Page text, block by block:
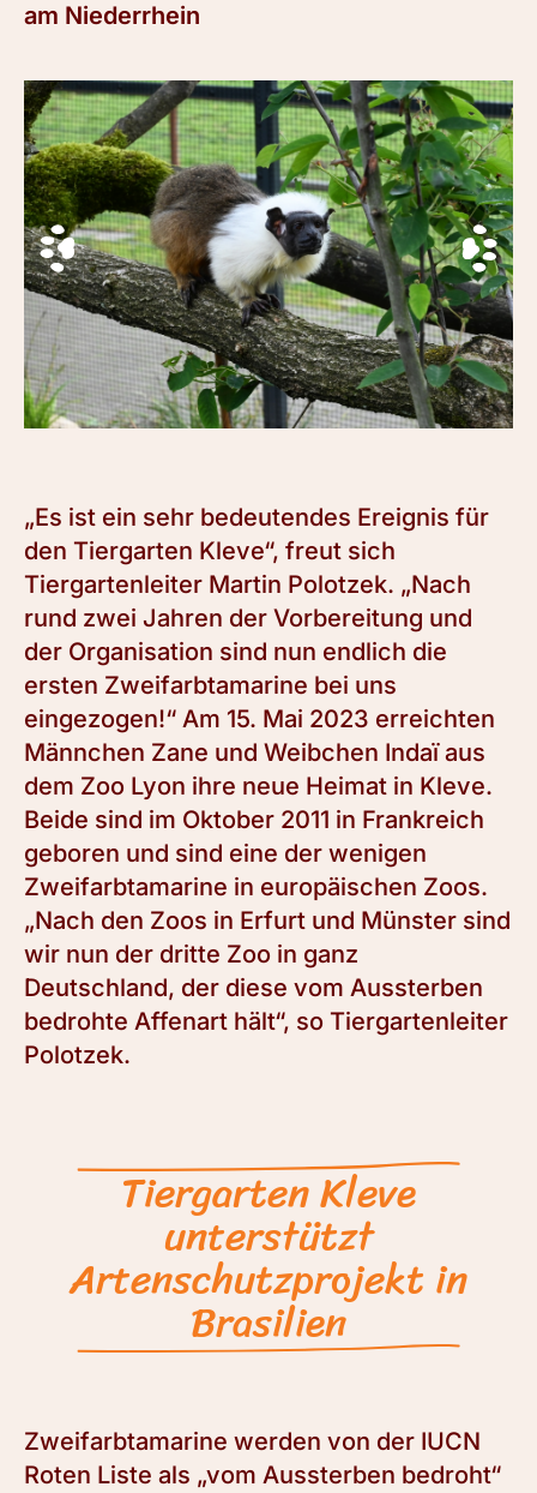
am Niederrhein
„Es ist ein sehr bedeutendes Ereignis für
den Tiergarten Kleve“, freut sich
Tiergartenleiter Martin Polotzek. „Nach
rund zwei Jahren der Vorbereitung und
der Organisation sind nun endlich die
ersten Zweifarbtamarine bei uns
eingezogen!“ Am 15. Mai 2023 erreichten
Männchen Zane und Weibchen Indaï aus
dem Zoo Lyon ihre neue Heimat in Kleve.
Beide sind im Oktober 2011 in Frankreich
geboren und sind eine der wenigen
Zweifarbtamarine in europäischen Zoos.
„Nach den Zoos in Erfurt und Münster sind
wir nun der dritte Zoo in ganz
Deutschland, der diese vom Aussterben
bedrohte Affenart hält“, so Tiergartenleiter
Polotzek.
Tiergarten Kleve
unterstützt
Artenschutzprojekt in
Brasilien
Zweifarbtamarine werden von der IUCN
Roten Liste als „vom Aussterben bedroht“